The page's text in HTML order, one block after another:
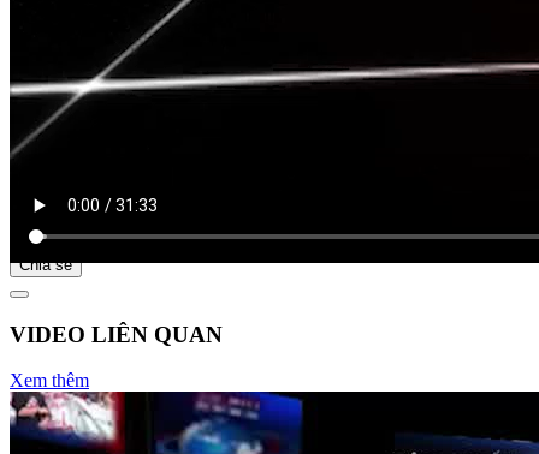
Bắt đầu tại
Chia sẻ
VIDEO LIÊN QUAN
Xem thêm